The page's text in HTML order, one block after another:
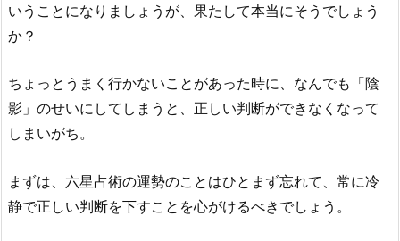
いうことになりましょうが、果たして本当にそうでしょう
か？
ちょっとうまく行かないことがあった時に、なんでも「陰
影」のせいにしてしまうと、正しい判断ができなくなって
しまいがち。
まずは、六星占術の運勢のことはひとまず忘れて、常に冷
静で正しい判断を下すことを心がけるべきでしょう。